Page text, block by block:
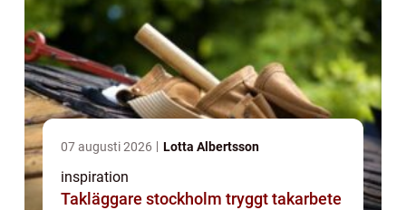
07 augusti 2026 Lotta Albertsson
inspiration
Takläggare stockholm tryggt takarbete